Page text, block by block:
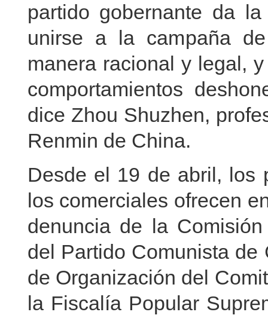
partido gobernante da
unirse a la campaña
manera racional y legal,
comportamientos
dice Zhou Shuzhen,
Renmin de China.
Desde el 19 de abril, los
los comerciales ofrecen
denuncia de la
del Partido Comunista
de Organización del
la Fiscalía Popular